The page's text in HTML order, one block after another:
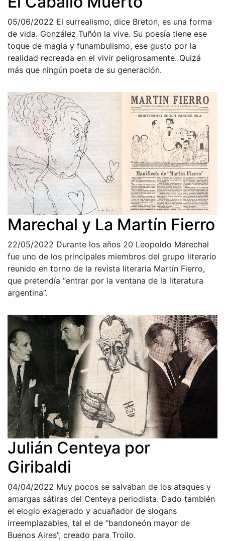
05/06/2022 El surrealismo, dice Breton, es una forma
de vida. González Tuñón la vive. Su poesía tiene ese
toque de magia y funambulismo, ese gusto por la
realidad recreada en el vivir peligrosamente. Quizá
más que ningún poeta de su generación.
Marechal y La Martín Fierro
22/05/2022 Durante los años 20 Leopoldo Marechal
fue uno de los principales miembros del grupo literario
reunido en torno de la revista literaria Martín Fierro,
que pretendía “entrar por la ventana de la literatura
argentina”.
Julián Centeya por
Giribaldi
04/04/2022 Muy pocos se salvaban de los ataques y
amargas sátiras del Centeya periodista. Dado también
el elogio exagerado y acuañador de slogans
irreemplazables, tal el de “bandoneón mayor de
Buenos Aires”, creado para Troilo.